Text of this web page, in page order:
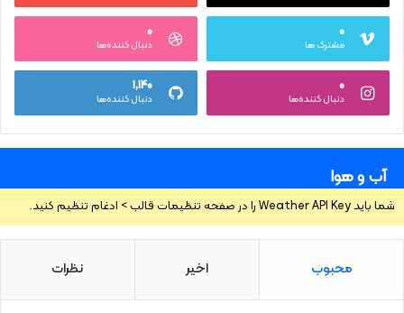
۰
مشترک ها
۰
دنبال کننده‌ها
۰
دنبال کننده‌ها
۱,۱۴۰
دنبال کننده‌ها
آب و هوا
شما باید Weather API Key را در صفحه تنظیمات قالب > ادغام تنظیم کنید.
محبوب اخیر نظرات